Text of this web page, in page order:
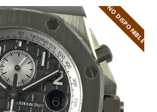
NO DISPONIBLE